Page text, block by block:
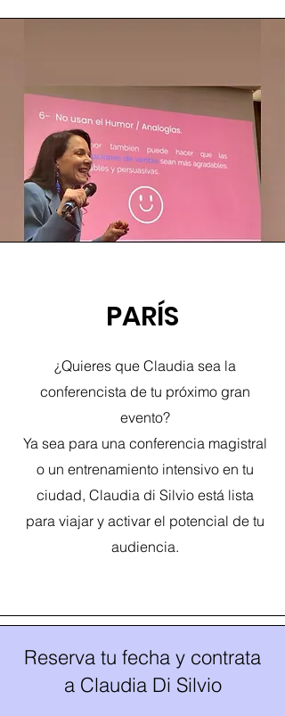
PARÍS
¿Quieres que Claudia sea la
conferencista de tu próximo gran
evento?
Ya sea para una conferencia magistral
o un entrenamiento intensivo en tu
ciudad, Claudia di Silvio está lista
para viajar y activar el potencial de tu
audiencia.
Reserva tu fecha y contrata
a Claudia Di Silvio